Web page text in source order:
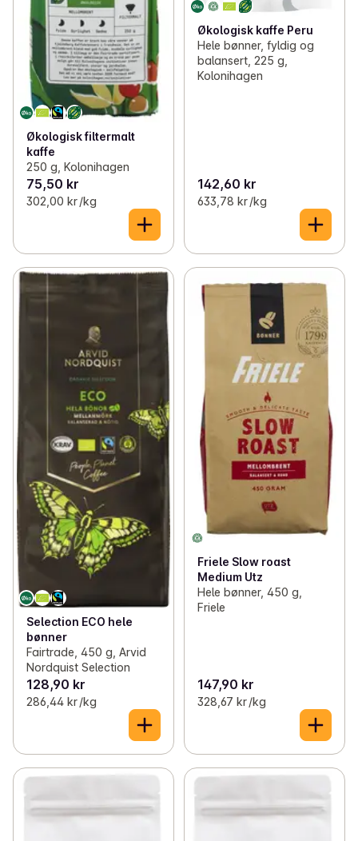
Økologisk filtermalt
kaffe
250 g, Kolonihagen
75,50 kr
302,00 kr /kg
Økologisk kaffe Peru
Hele bønner, fyldig og
balansert, 225 g,
Kolonihagen
142,60 kr
633,78 kr /kg
Selection ECO hele
bønner
Fairtrade, 450 g, Arvid
Nordquist Selection
128,90 kr
286,44 kr /kg
Friele Slow roast
Medium Utz
Hele bønner, 450 g,
Friele
147,90 kr
328,67 kr /kg